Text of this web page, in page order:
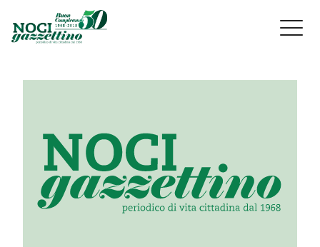
